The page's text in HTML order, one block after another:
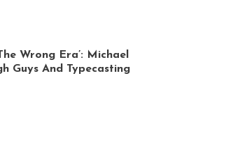
Wrong Era’: Michael
Guys And Typecasting